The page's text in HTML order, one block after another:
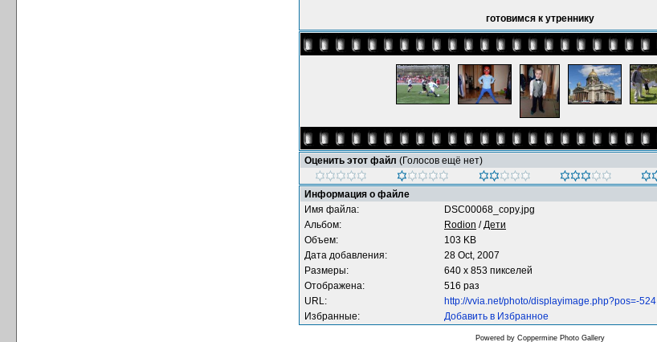
готовимся к утреннику
Оценить этот файл (Голосов ещё нет)
Информация о файле
Имя файла:
DSC00068_copy.jpg
Альбом:
Rodion /Дети
Объем:
103 KB
Дата добавления:
28 Oct, 2007
Размеры:
640 x 853 пикселей
Отображена:
516 раз
URL:
http://vvia.net/photo/displayimage.php?pos=-524
Избранные:
Добавить в Избранное
Powered by Coppermine Photo Gallery